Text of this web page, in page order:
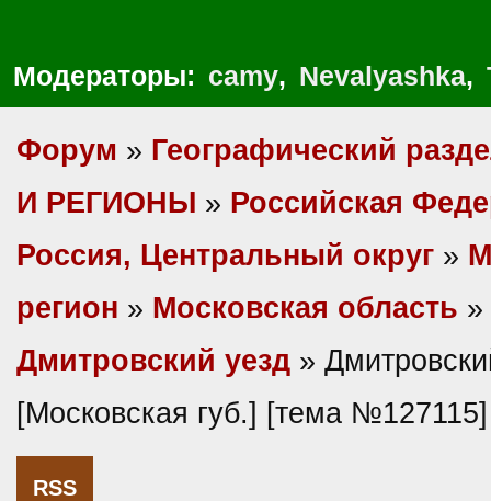
Модераторы: camy, Nevalyashka,
Форум » Географический
И РЕГИОНЫ » Российская
Россия, Центральный округ »
регион » Московская область »
Дмитровский уезд »
[Московская губ.] [тема №127115]
RSS